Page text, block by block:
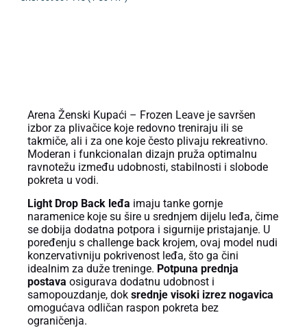
Arena Ženski Kupaći – Frozen Leave je savršen
izbor za plivačice koje redovno treniraju ili se
takmiče, ali i za one koje često plivaju rekreativno.
Moderan i funkcionalan dizajn pruža optimalnu
ravnotežu između udobnosti, stabilnosti i slobode
pokreta u vodi.
Light Drop Back leđa imaju tanke gornje
naramenice koje su šire u srednjem dijelu leđa, čime
se dobija dodatna potpora i sigurnije pristajanje. U
poređenju s challenge back krojem, ovaj model nudi
konzervativniju pokrivenost leđa, što ga čini
idealnim za duže treninge. Potpuna prednja
postava osigurava dodatnu udobnost i
samopouzdanje, dok srednje visoki izrez nogavica
omogućava odličan raspon pokreta bez
ograničenja.